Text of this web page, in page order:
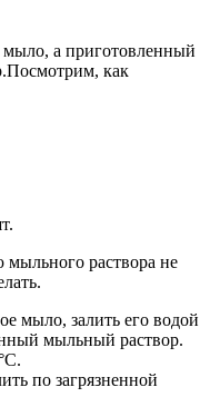
мыло, а приготовленный
Посмотрим, как
раствора не
мыло, залить его водой
мыльный раствор.
по загрязненной